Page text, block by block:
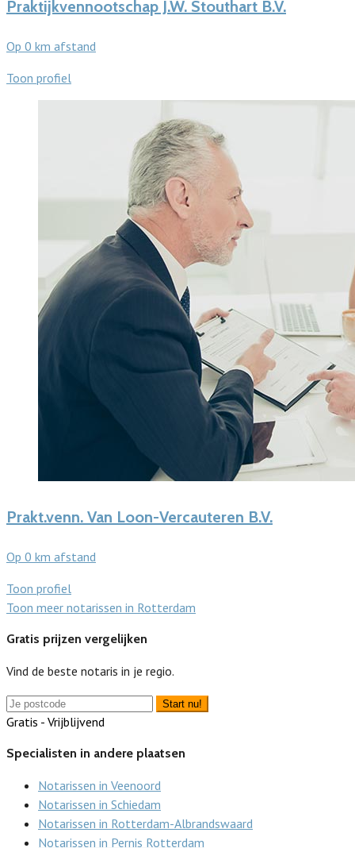
Praktijkvennootschap J.W. Stouthart B.V.
Op 0 km afstand
Toon profiel
Prakt.venn. Van Loon-Vercauteren B.V.
Op 0 km afstand
Toon profiel
Toon meer notarissen in Rotterdam
Gratis prijzen vergelijken
Vind de beste notaris in je regio.
Start nu!
Gratis - Vrijblijvend
Specialisten in andere plaatsen
Notarissen in Veenoord
Notarissen in Schiedam
Notarissen in Rotterdam-Albrandswaard
Notarissen in Pernis Rotterdam